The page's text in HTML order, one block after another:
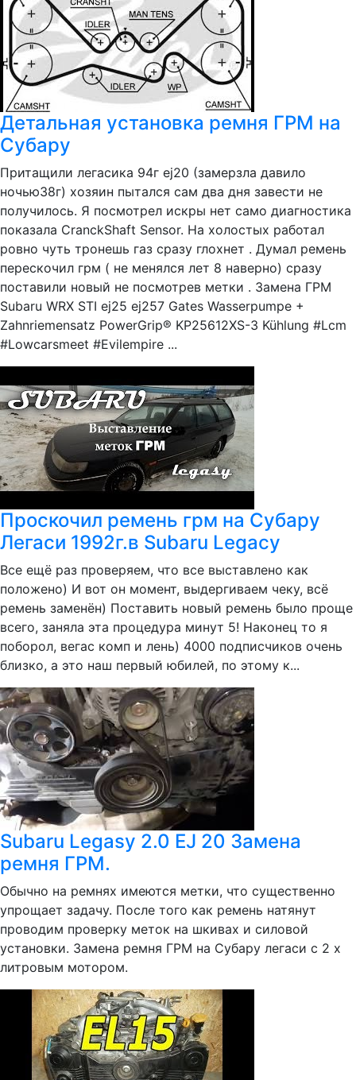
Детальная установка ремня ГРМ на
Субару
Притащили легасика 94г ej20 (замерзла давило
ночью38г) хозяин пытался сам два дня завести не
получилось. Я посмотрел искры нет само диагностика
показала CranckShaft Sensor. На холостых работал
ровно чуть тронешь газ сразу глохнет . Думал ремень
перескочил грм ( не менялся лет 8 наверно) сразу
поставили новый не посмотрев метки . Замена ГРМ
Subaru WRX STI ej25 ej257 Gates Wasserpumpe +
Zahnriemensatz PowerGrip® KP25612XS-3 Kühlung #Lcm
#Lowcarsmeet #Evilempire ...
Проскочил ремень грм на Субару
Легаси 1992г.в Subaru Legacy
Все ещё раз проверяем, что все выставлено как
положено) И вот он момент, выдергиваем чеку, всё
ремень заменён) Поставить новый ремень было проще
всего, заняла эта процедура минут 5! Наконец то я
поборол, вегас комп и лень) 4000 подписчиков очень
близко, а это наш первый юбилей, по этому к...
Subaru Legasy 2.0 EJ 20 Замена
ремня ГРМ.
Обычно на ремнях имеются метки, что существенно
упрощает задачу. После того как ремень натянут
проводим проверку меток на шкивах и силовой
установки. Замена ремня ГРМ на Субару легаси с 2 х
литровым мотором.